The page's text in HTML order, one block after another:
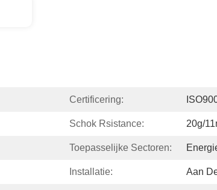
Certificering:
Schok Rsistance: 20g/
Toepasselijke Sectoren:
Installatie: Aan